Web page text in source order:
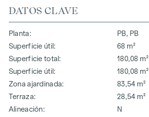
DATOS CLAVE
Planta
PB, PB
Superficie útil
68 m²
Superficie total
180,08 m²
Superficie útil
180,08 m²
Zona ajardinada
83,54 m²
Terraza
28,54 m²
Alineación
N